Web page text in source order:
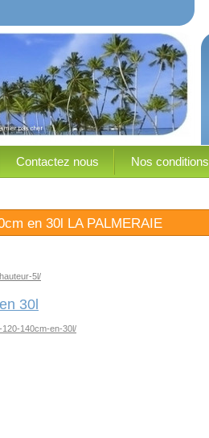
Contactez nous Nos conditions
en 30l LA PALMERAIE
5l/
30l
140cm-en-30l/